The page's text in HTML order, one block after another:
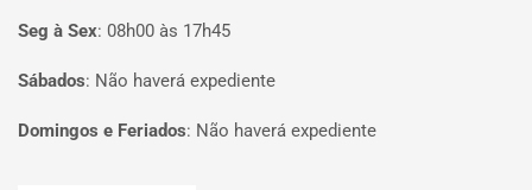
Seg à Sex: 08h00 às 17h45
Sábados: Não haverá expediente
Domingos e Feriados: Não haverá expediente